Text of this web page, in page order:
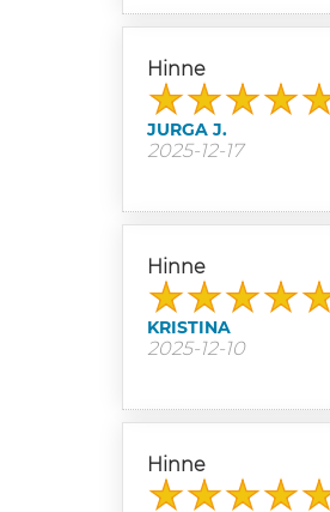
Hinne
JURGA J.
2025-12-17
Hinne
KRISTINA
2025-12-10
Hinne